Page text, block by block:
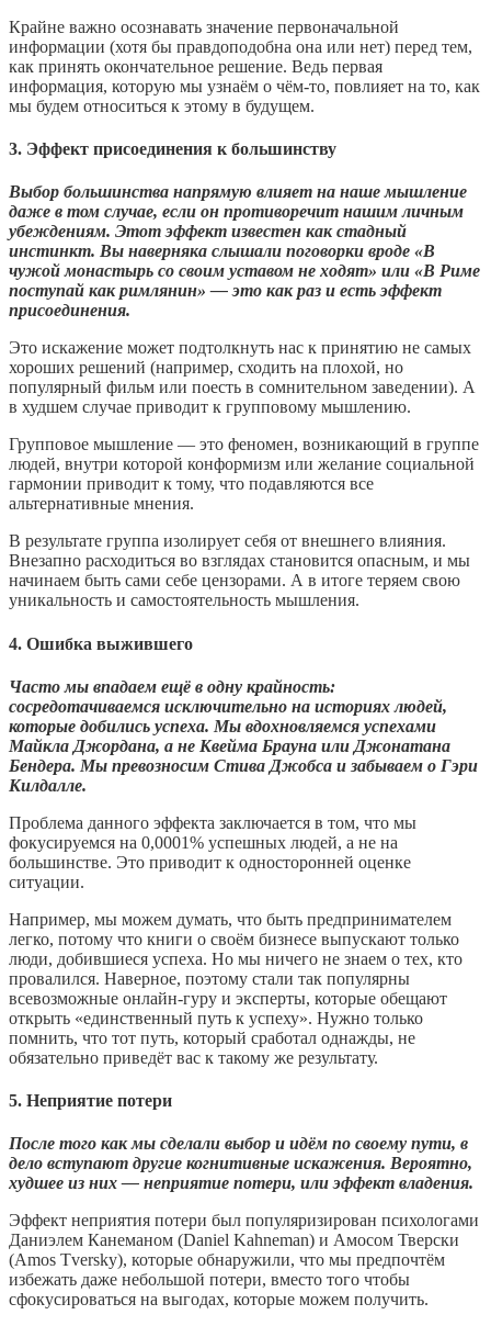
Крайне важно осознавать значение первоначальной
информации (хотя бы правдоподобна она или нет) перед тем,
как принять окончательное решение. Ведь первая
информация, которую мы узнаём о чём-то, повлияет на то, как
мы будем относиться к этому в будущем.
3. Эффект присоединения к большинству
Выбор большинства напрямую влияет на наше мышление
даже в том случае, если он противоречит нашим личным
убеждениям. Этот эффект известен как стадный
инстинкт. Вы наверняка слышали поговорки вроде «В
чужой монастырь со своим уставом не ходят» или «В Риме
поступай как римлянин» — это как раз и есть эффект
присоединения.
Это искажение может подтолкнуть нас к принятию не самых
хороших решений (например, сходить на плохой, но
популярный фильм или поесть в сомнительном заведении). А
в худшем случае приводит к групповому мышлению.
Групповое мышление — это феномен, возникающий в группе
людей, внутри которой конформизм или желание социальной
гармонии приводит к тому, что подавляются все
альтернативные мнения.
В результате группа изолирует себя от внешнего влияния.
Внезапно расходиться во взглядах становится опасным, и мы
начинаем быть сами себе цензорами. А в итоге теряем свою
уникальность и самостоятельность мышления.
4. Ошибка выжившего
Часто мы впадаем ещё в одну крайность:
сосредотачиваемся исключительно на историях людей,
которые добились успеха. Мы вдохновляемся успехами
Майкла Джордана, а не Квейма Брауна или Джонатана
Бендера. Мы превозносим Стива Джобса и забываем о Гэри
Килдалле.
Проблема данного эффекта заключается в том, что мы
фокусируемся на 0,0001% успешных людей, а не на
большинстве. Это приводит к односторонней оценке
ситуации.
Например, мы можем думать, что быть предпринимателем
легко, потому что книги о своём бизнесе выпускают только
люди, добившиеся успеха. Но мы ничего не знаем о тех, кто
провалился. Наверное, поэтому стали так популярны
всевозможные онлайн-гуру и эксперты, которые обещают
открыть «единственный путь к успеху». Нужно только
помнить, что тот путь, который сработал однажды, не
обязательно приведёт вас к такому же результату.
5. Неприятие потери
После того как мы сделали выбор и идём по своему пути, в
дело вступают другие когнитивные искажения. Вероятно,
худшее из них — неприятие потери, или эффект владения.
Эффект неприятия потери был популяризирован психологами
Даниэлем Канеманом (Daniel Kahneman) и Амосом Тверски
(Amos Tversky), которые обнаружили, что мы предпочтём
избежать даже небольшой потери, вместо того чтобы
сфокусироваться на выгодах, которые можем получить.